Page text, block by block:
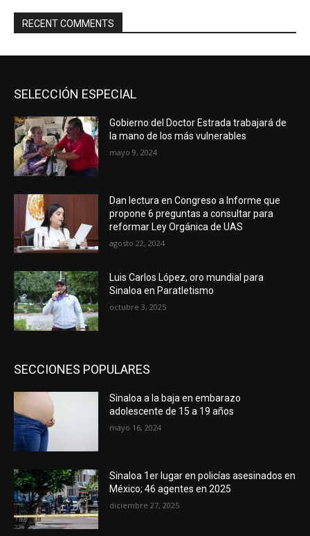
RECENT COMMENTS
SELECCIÓN ESPECIAL
Gobierno del Doctor Estrada trabajará de
la mano de los más vulnerables
mayo 9, 2024
Dan lectura en Congreso a Informe que
propone 6 preguntas a consultar para
reformar Ley Orgánica de UAS
agosto 22, 2024
Luis Carlos López, oro mundial para
Sinaloa en Paratletismo
octubre 3, 2025
SECCIONES POPULARES
Sinaloa a la baja en embarazo
adolescente de 15 a 19 años
mayo 16, 2024
Sinaloa 1er lugar en policías asesinados en
México; 46 agentes en 2025
diciembre 27, 2025